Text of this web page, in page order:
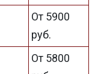
От 5900
руб.
От 5800